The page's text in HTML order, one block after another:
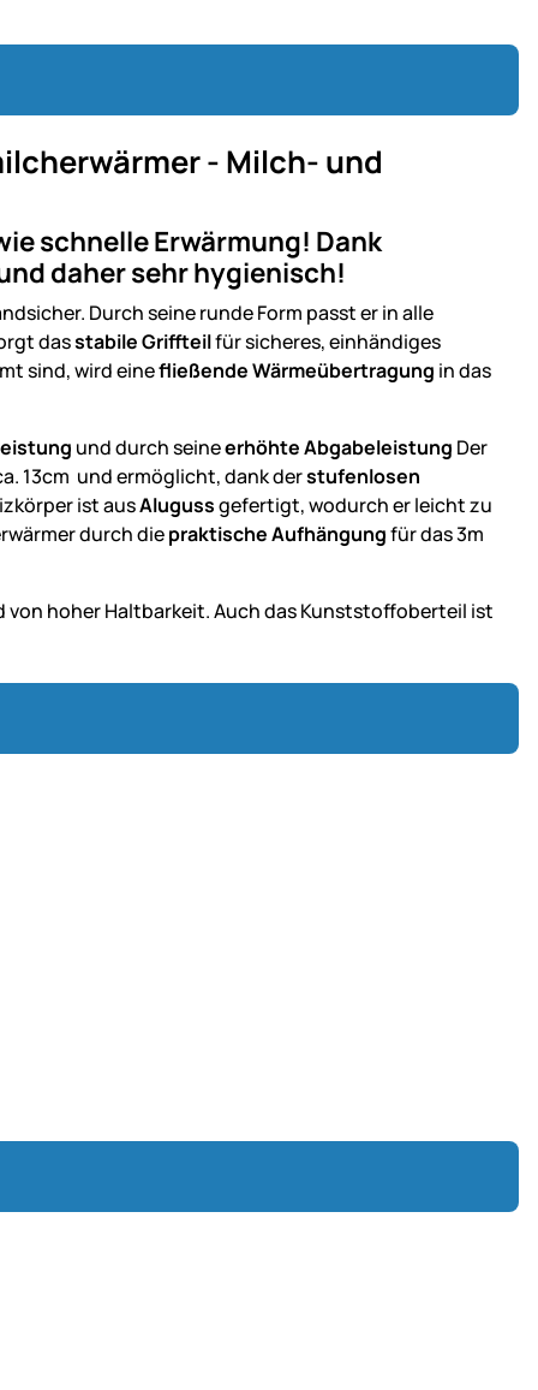
- Milch- und
schnelle Erwärmung! Dank
daher sehr hygienisch!
Durch seine runde Form passt er in alle
dasstabile Griffteilfür sicheres, einhändiges
sind, wird einefließende Wärmeübertragung in das
unddurch seineerhöhte Abgabeleistung Der
13cm und ermöglicht, dank derstufenlosen
ist ausAlugussgefertigt, wodurch er leicht zu
durch diepraktische Aufhängungfür das 3m
hoher Haltbarkeit. Auch das Kunststoffoberteil ist